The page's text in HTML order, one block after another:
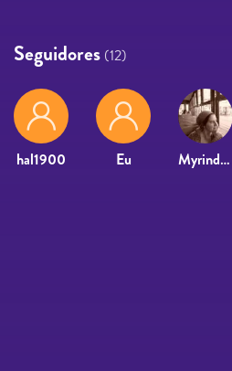
Seguidores (12)
hal1900 Eu Myrindella